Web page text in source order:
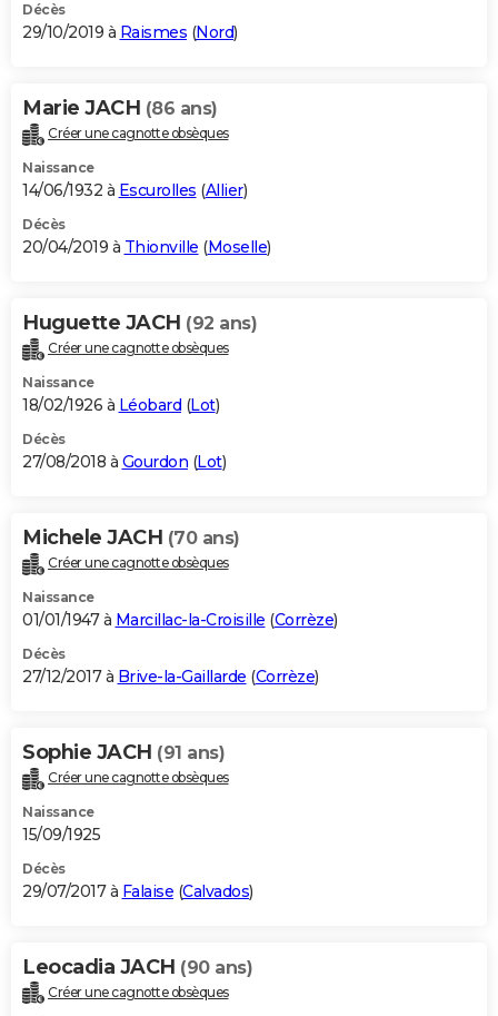
Décès
29/10/2019 à Raismes (Nord)
Marie JACH (86 ans)
Créer une cagnotte obsèques
Naissance
14/06/1932 à Escurolles (Allier)
Décès
20/04/2019 à Thionville (Moselle)
Huguette JACH (92 ans)
Créer une cagnotte obsèques
Naissance
18/02/1926 à Léobard (Lot)
Décès
27/08/2018 à Gourdon (Lot)
Michele JACH (70 ans)
Créer une cagnotte obsèques
Naissance
01/01/1947 à Marcillac-la-Croisille (Corrèze)
Décès
27/12/2017 à Brive-la-Gaillarde (Corrèze)
Sophie JACH (91 ans)
Créer une cagnotte obsèques
Naissance
15/09/1925
Décès
29/07/2017 à Falaise (Calvados)
Leocadia JACH (90 ans)
Créer une cagnotte obsèques